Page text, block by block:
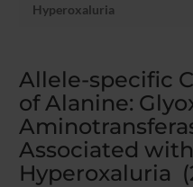
Hyperoxaluria
Allele-specific
of Alanine:
Associated
Hyperoxaluria